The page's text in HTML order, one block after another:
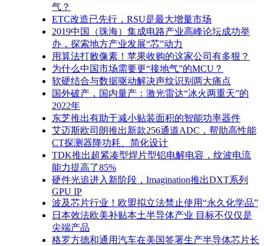
气？
ETC改造已先行，RSU是最大增量市场
2019中国（珠海）集成电路产业高峰论坛成功举
办，探索地方产业发展“芯”动力
用算法打败像素！苹果收购的这家公司有多狠？
为什么中国市场需要更“接地气”的MCU？
软硬结合与数据驱动解决声纹识别两大痛点
国外破产，国内量产：激光雷达“冰火两重天”的
2022年
东芝推出有助于减小贴装面积的智能功率器件
艾迈斯欧司朗推出新款256通道ADC，帮助高性能
CT探测器降功耗、简化设计
TDK推出超紧凑型焊片型铝电解电容，纹波电流
能力提高了85%
硬件光追进入新阶段，Imagination推出DXT系列
GPU IP
波及芯片行业！欧盟拟立法禁止使用“永久化学品”
日本效法欧美补贴本土半导体产业 目标不仅仅是
尖端产品
格罗方德和通用汽车在美国签署生产半导体芯片长